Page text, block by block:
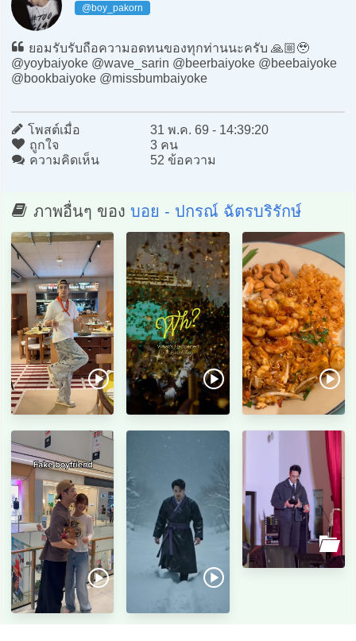
@boy_pakorn
ยอมรับรับถือความอดทนของทุกท่านนะครับ 🙏🏼🥹
@yoybaiyoke @wave_sarin @beerbaiyoke @beebaiyoke
@bookbaiyoke @missbumbaiyoke
โพสต์เมื่อ
31 พ.ค. 69 - 14:39:20
ถูกใจ
3 คน
ความคิดเห็น
52 ข้อความ
ภาพอื่นๆ ของ บอย - ปกรณ์ ฉัตรบริรักษ์